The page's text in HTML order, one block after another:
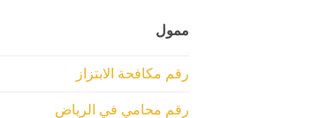
ممول
رقم مكافحة الابتزاز
رقم محامي في الرياض